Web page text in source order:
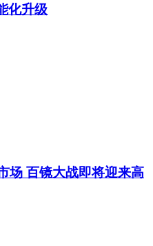
化升级
场 百镜大战即将迎来高